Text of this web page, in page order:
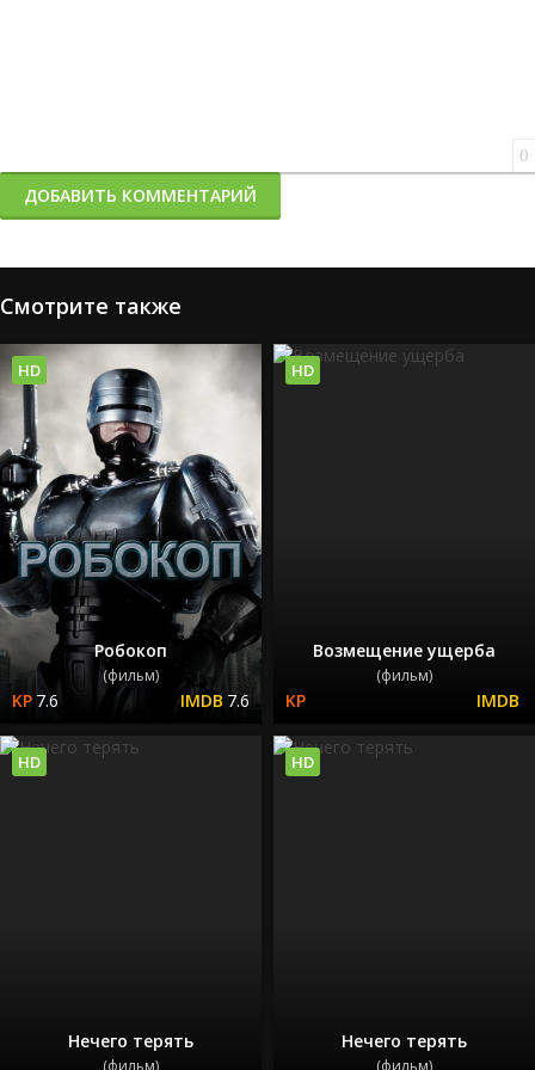
0
ДОБАВИТЬ КОММЕНТАРИЙ
Смотрите также
Робокоп
(фильм)
7.6 7.6
HD
Возмещение ущерба
(фильм)
HD
Нечего терять
(фильм)
HD
Нечего терять
(фильм)
HD